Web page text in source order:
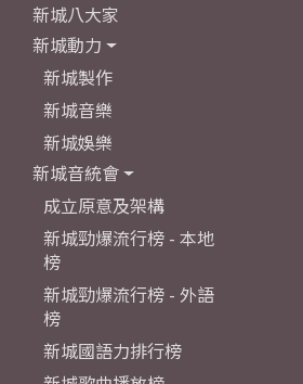
新城八大家
新城動力
新城製作
新城音樂
新城娛樂
新城音統會
成立原意及架構
新城勁爆流行榜 - 本地
榜
新城勁爆流行榜 - 外語
榜
新城國語力排行榜